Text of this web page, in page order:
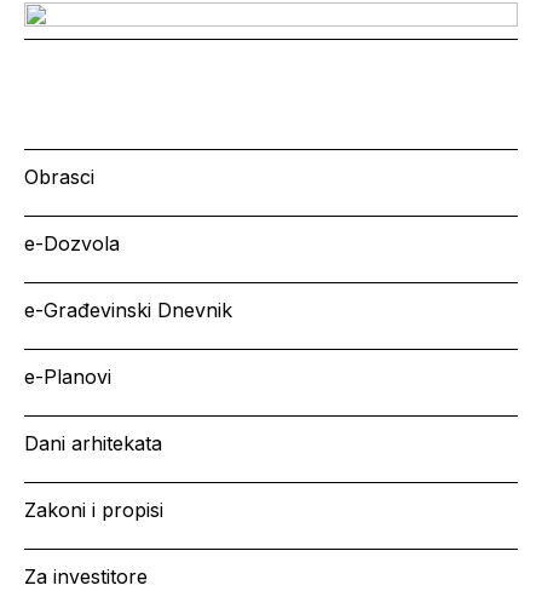
Obrasci
e-Dozvola
e-Građevinski Dnevnik
e-Planovi
Dani arhitekata
Zakoni i propisi
Za investitore